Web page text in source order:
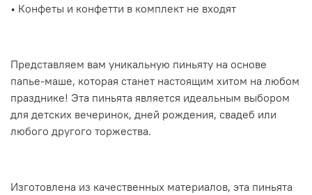
• Конфеты и конфетти в комплект не входят
Представляем вам уникальную пиньяту на основе
папье-маше, которая станет настоящим хитом на любом
празднике! Эта пиньята является идеальным выбором
для детских вечеринок, дней рождения, свадеб или
любого другого торжества.
Изготовлена из качественных материалов, эта пиньята